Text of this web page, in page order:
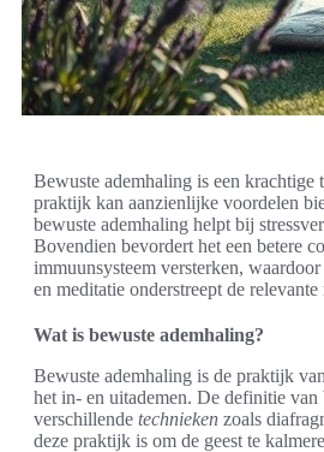
Bewuste ademhaling is een krachtige
praktijk kan aanzienlijke voordelen
bewuste ademhaling helpt bij
Bovendien bevordert het een betere
immuunsysteem versterken,
en meditatie onderstreept de
Wat is bewuste ademhaling?
Bewuste ademhaling is de praktijk
het in- en uitademen. De definitie
verschillende technieken zoals
deze praktijk is om de geest te